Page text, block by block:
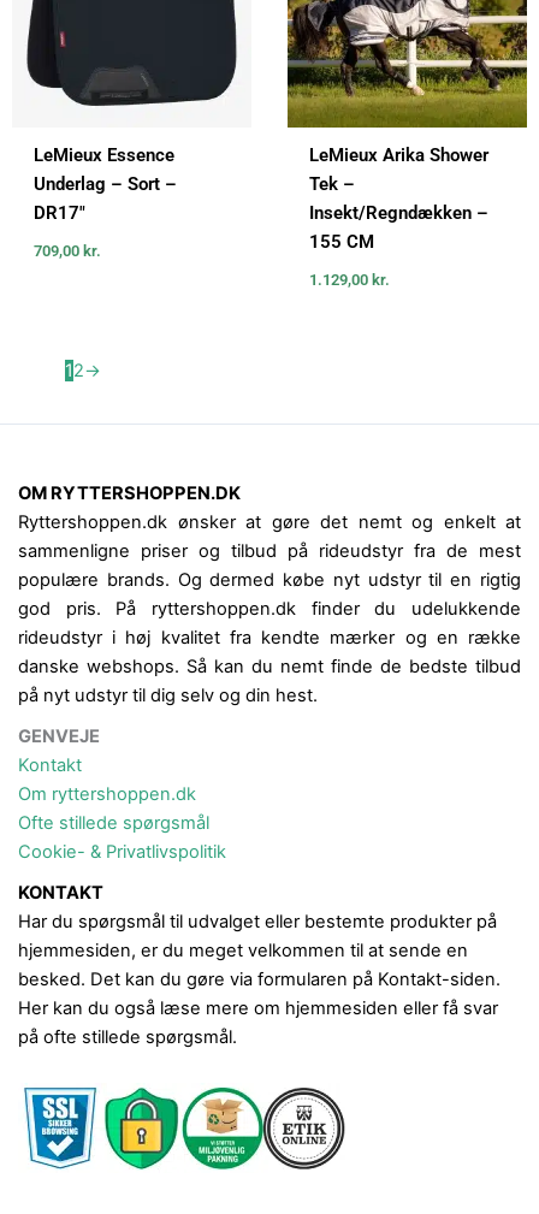
LeMieux Essence
Underlag – Sort –
DR17″
709,00 kr.
LeMieux Arika Shower
Tek –
Insekt/Regndækken –
155 CM
1.129,00 kr.
12→
OM RYTTERSHOPPEN.DK
Ryttershoppen.dk ønsker at gøre det nemt og enkelt at
sammenligne priser og tilbud på rideudstyr fra de mest
populære brands. Og dermed købe nyt udstyr til en rigtig
god pris. På ryttershoppen.dk finder du udelukkende
rideudstyr i høj kvalitet fra kendte mærker og en række
danske webshops. Så kan du nemt finde de bedste tilbud
på nyt udstyr til dig selv og din hest.
GENVEJE
Kontakt
Om ryttershoppen.dk
Ofte stillede spørgsmål
Cookie- & Privatlivspolitik
KONTAKT
Har du spørgsmål til udvalget eller bestemte produkter på
hjemmesiden, er du meget velkommen til at sende en
besked. Det kan du gøre via formularen på Kontakt-siden.
Her kan du også læse mere om hjemmesiden eller få svar
på ofte stillede spørgsmål.